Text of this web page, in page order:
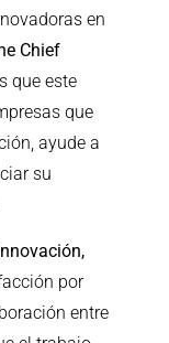
en
Chief
que este
que
ayude a
su
por
entre